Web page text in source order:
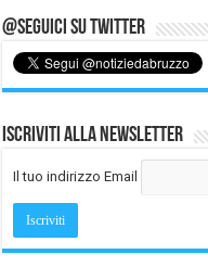
@Seguici su Twitter
Iscriviti alla Newsletter
Il tuo indirizzo Email